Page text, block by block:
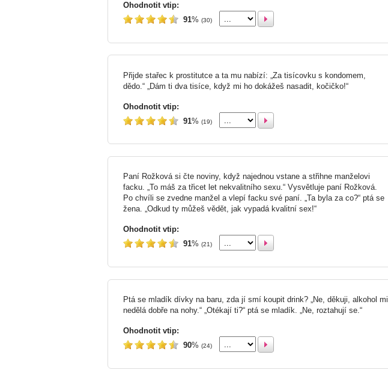
Ohodnotit vtip:
91% (30)
Přijde stařec k prostitutce a ta mu nabízí: „Za tisícovku s kondomem,
dědo.“ „Dám ti dva tisíce, když mi ho dokážeš nasadit, kočičko!“
Ohodnotit vtip:
91% (19)
Paní Rožková si čte noviny, když najednou vstane a střihne manželovi
facku. „To máš za třicet let nekvalitního sexu.“ Vysvětluje paní Rožková.
Po chvíli se zvedne manžel a vlepí facku své paní. „Ta byla za co?“ ptá se
žena. „Odkud ty můžeš vědět, jak vypadá kvalitní sex!“
Ohodnotit vtip:
91% (21)
Ptá se mladík dívky na baru, zda jí smí koupit drink? „Ne, děkuji, alkohol mi
nedělá dobře na nohy.“ „Otékají ti?“ ptá se mladík. „Ne, roztahují se.“
Ohodnotit vtip:
90% (24)